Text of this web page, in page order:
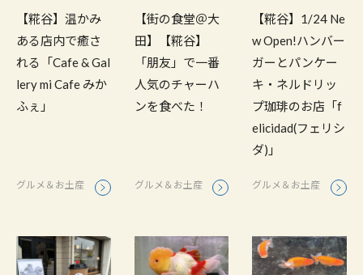
【糀谷】温かみ
ある店内で癒さ
れる「Cafe & Gal
lery mi Cafe みか
ふぇ」
グルメ＆お土産
【街の食堂＠大
田】【糀谷】
「朋友」で一番
人気のチャーハ
ンを食べた！
グルメ＆お土産
【糀谷】1/24 Ne
w Open!ハンバー
ガーとパンケー
キ・ネルドリッ
プ珈琲のお店「f
elicidad(フェリシ
ダ)」
グルメ＆お土産